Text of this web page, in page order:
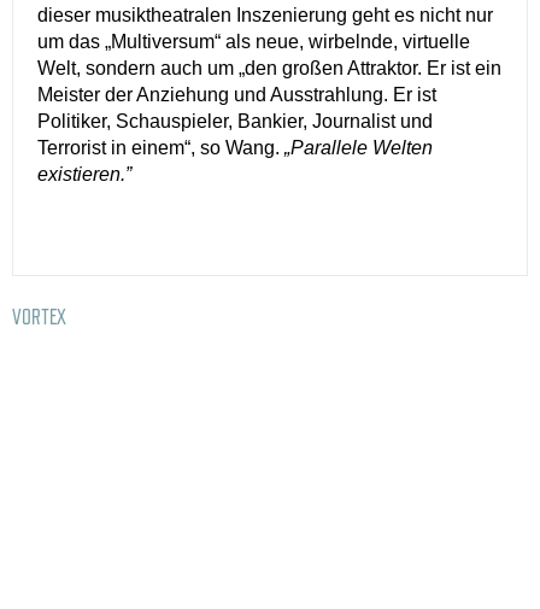
dieser musiktheatralen Inszenierung geht es nicht nur
um das „Multiversum“ als neue, wirbelnde, virtuelle
Welt, sondern auch um „den großen Attraktor. Er ist ein
Meister der Anziehung und Ausstrahlung. Er ist
Politiker, Schauspieler, Bankier, Journalist und
Terrorist in einem“, so Wang. „Parallele Welten
existieren.”
VORTEX